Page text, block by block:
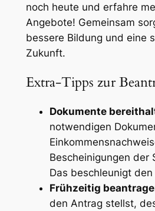
noch heute und erfahre
Angebote! Gemeinsam
bessere Bildung und eine
Zukunft.
Extra-Tipps zur
Dokumente
notwendigen
Bescheinigungen der
Das beschleunigt
Frühzeitig
den Antrag stellst,